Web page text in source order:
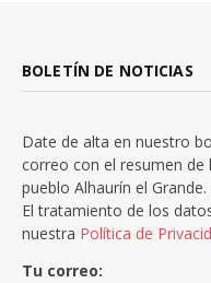
BOLETÍN DE NOTICIAS
Date de alta en nuestro
correo con el resumen
pueblo Alhaurín el Grande.
El tratamiento de los
nuestra Política de
Tu correo: